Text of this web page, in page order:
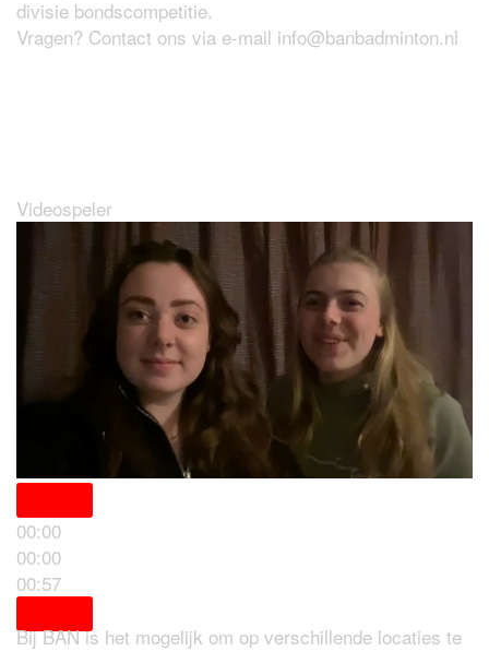
divisie bondscompetitie.
Vragen? Contact ons via e-mail info@banbadminton.nl
Videospeler
00:00
00:00
00:57
Bij BAN is het mogelijk om op verschillende locaties te